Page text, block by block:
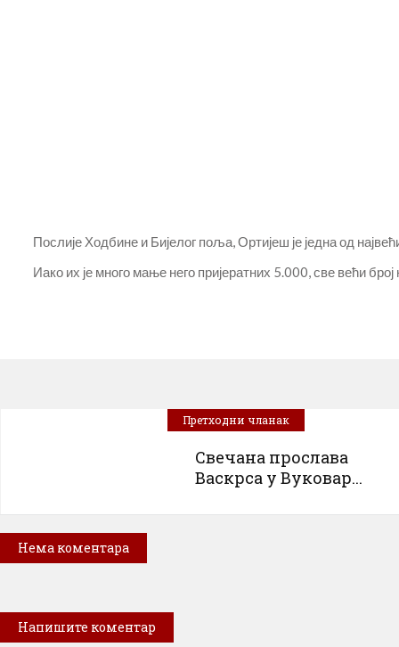
Послије Ходбине и Бијелог поља, Ортијеш је једна од
Иако их је много мање него пријератних 5.000, све већи
Претходни чланак
Свечана прослава
Васкрса у Вуковар...
Нема коментара
Напишите коментар